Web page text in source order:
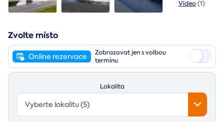
Video (1)
Zvolte místo
Online rezervace
Zobrazovat jen s volbou
termínu
Lokalita
Vyberte lokalitu (5)